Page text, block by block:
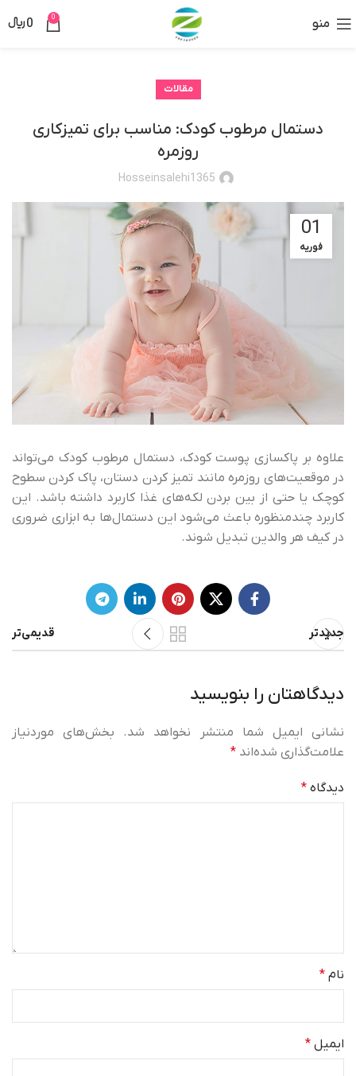
منو 0
0﷼
مقالات
دستمال مرطوب کودک: مناسب برای تمیزکاری
روزمره
Hosseinsalehi1365
01
فوریه
علاوه بر پاکسازی پوست کودک، دستمال مرطوب کودک می‌تواند
در موقعیت‌های روزمره مانند تمیز کردن دستان، پاک کردن سطوح
کوچک یا حتی از بین بردن لکه‌های غذا کاربرد داشته باشد. این
کاربرد چندمنظوره باعث می‌شود این دستمال‌ها به ابزاری ضروری
در کیف هر والدین تبدیل شوند.
جدیدتر قدیمی‌تر
دیدگاهتان را بنویسید
نشانی ایمیل شما منتشر نخواهد شد.
بخش‌های موردنیاز
علامت‌گذاری شده‌اند *
دیدگاه *
نام *
ایمیل *